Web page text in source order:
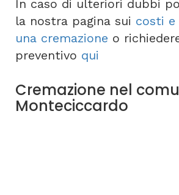
In caso di ulteriori dubbi
la nostra pagina sui costi e
una cremazione o
preventivo qui
Cremazione nel
Monteciccardo